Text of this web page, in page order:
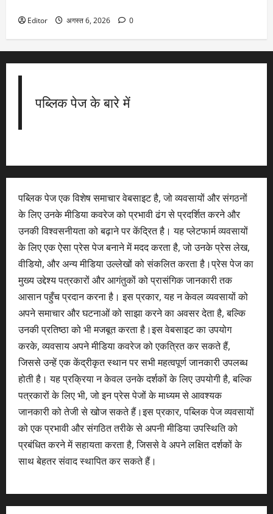
Editor अगस्त 6, 2026 0
पब्लिक पेज के बारे में
पब्लिक पेज एक विशेष समाचार वेबसाइट है, जो व्यवसायों और संगठनों
के लिए उनके मीडिया कवरेज को प्रभावी ढंग से प्रदर्शित करने और
उनकी विश्वसनीयता को बढ़ाने पर केंद्रित है। यह प्लेटफार्म व्यवसायों
के लिए एक ऐसा प्रेस पेज बनाने में मदद करता है, जो उनके प्रेस लेख,
वीडियो, और अन्य मीडिया उल्लेखों को संकलित करता है।प्रेस पेज का
मुख्य उद्देश्य पत्रकारों और आगंतुकों को प्रासंगिक जानकारी तक
आसान पहुँच प्रदान करना है। इस प्रकार, यह न केवल व्यवसायों को
अपने समाचार और घटनाओं को साझा करने का अवसर देता है, बल्कि
उनकी प्रतिष्ठा को भी मजबूत करता है।इस वेबसाइट का उपयोग
करके, व्यवसाय अपने मीडिया कवरेज को एकत्रित कर सकते हैं,
जिससे उन्हें एक केंद्रीकृत स्थान पर सभी महत्वपूर्ण जानकारी उपलब्ध
होती है। यह प्रक्रिया न केवल उनके दर्शकों के लिए उपयोगी है, बल्कि
पत्रकारों के लिए भी, जो इन प्रेस पेजों के माध्यम से आवश्यक
जानकारी को तेजी से खोज सकते हैं।इस प्रकार, पब्लिक पेज व्यवसायों
को एक प्रभावी और संगठित तरीके से अपनी मीडिया उपस्थिति को
प्रबंधित करने में सहायता करता है, जिससे वे अपने लक्षित दर्शकों के
साथ बेहतर संवाद स्थापित कर सकते हैं।